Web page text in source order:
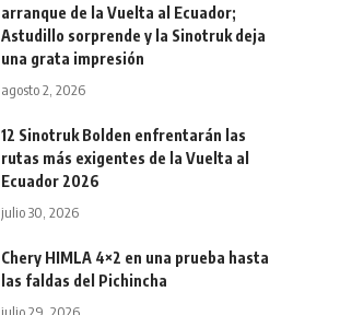
arranque de la Vuelta al Ecuador;
Astudillo sorprende y la Sinotruk deja
una grata impresión
agosto 2, 2026
12 Sinotruk Bolden enfrentarán las
rutas más exigentes de la Vuelta al
Ecuador 2026
julio 30, 2026
Chery HIMLA 4×2 en una prueba hasta
las faldas del Pichincha